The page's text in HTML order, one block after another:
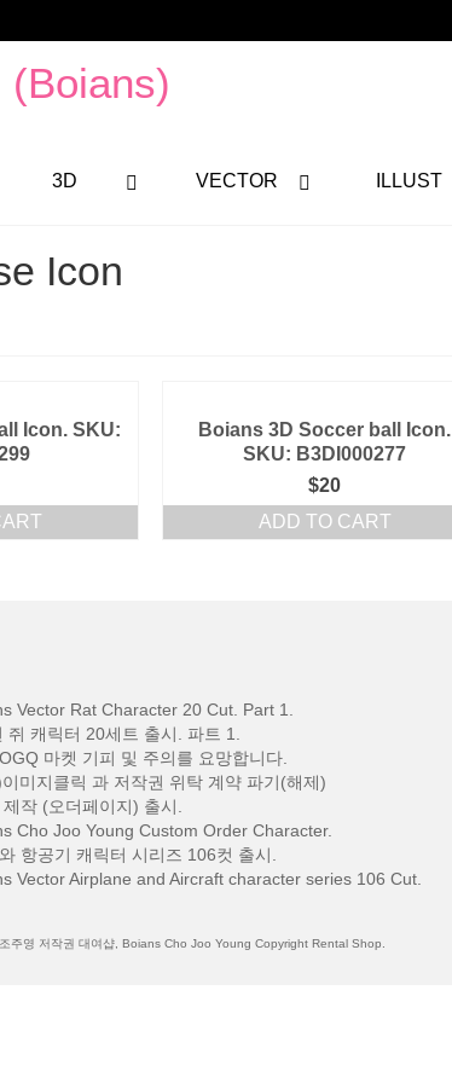
3D VECTOR ILLUST
Icon
Icon. SKU:
Boians 3D Soccer ball Icon.
SKU: B3DI000277
$20
ADD TO CART
Vector Rat Character 20 Cut. Part 1.
캐릭터 20세트 출시. 파트 1.
마켓 기피 및 주의를 요망합니다.
미지클릭 과 저작권 위탁 계약 파기(해제)
작 (오더페이지) 출시.
Cho Joo Young Custom Order Character.
항공기 캐릭터 시리즈 106컷 출시.
Vector Airplane and Aircraft character series 106 Cut.
주영 저작권 대여샵, Boians Cho Joo Young Copyright Rental Shop.